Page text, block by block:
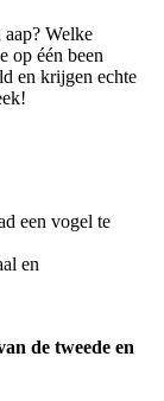
aap? Welke
op één been
en krijgen echte
een vogel te
en
de tweede en